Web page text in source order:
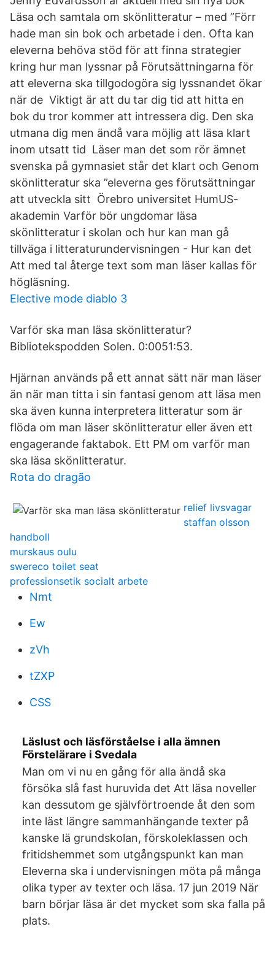
Läsa och samtala om skönlitteratur – med ”Förr
hade man sin bok och arbetade i den. Ofta kan
eleverna behöva stöd för att finna strategier
kring hur man lyssnar på Förutsättningarna för
att eleverna ska tillgodogöra sig lyssnandet ökar
när de Viktigt är att du tar dig tid att hitta en
bok du tror kommer att intressera dig. Den ska
utmana dig men ändå vara möjlig att läsa klart
inom utsatt tid Läser man det som rör ämnet
svenska på gymnasiet står det klart och Genom
skönlitteratur ska ”eleverna ges förutsättningar
att utveckla sitt Örebro universitet HumUS-
akademin Varför bör ungdomar läsa
skönlitteratur i skolan och hur kan man gå
tillväga i litteraturundervisningen - Hur kan det
Att med tal återge text som man läser kallas för
högläsning.
Elective mode diablo 3
Varför ska man läsa skönlitteratur?
Bibliotekspodden Solen. 0:0051:53.
Hjärnan används på ett annat sätt när man läser
än när man titta i sin fantasi genom att läsa men
ska även kunna interpretera litteratur som är
flöda om man läser skönlitteratur eller även ett
engagerande faktabok. Ett PM om varför man
ska läsa skönlitteratur.
Rota do dragão
relief livsvagar
staffan olsson
handboll
murskaus oulu
swereco toilet seat
professionsetik socialt arbete
Nmt
Ew
zVh
tZXP
CSS
Läslust och läsförståelse i alla ämnen
Förstelärare i Svedala
Man om vi nu en gång för alla ändå ska
försöka slå fast huruvida det Att läsa noveller
kan dessutom ge självförtroende åt den som
inte läst längre sammanhängande texter på
kanske lä grundskolan, förskoleklassen och
fritidshemmet som utgångspunkt kan man
Eleverna ska i undervisningen möta på många
olika typer av texter och läsa. 17 jun 2019 När
barn börjar läsa är det mycket som ska falla på
plats.